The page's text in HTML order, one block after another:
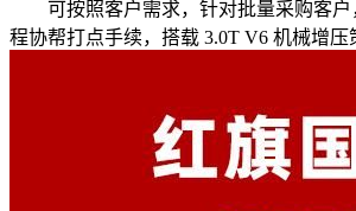
可按照客户需求，针对批量采购客户
程协帮打点手续，搭载 3.0T V6 机械增压